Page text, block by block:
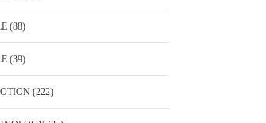
(88)
(39)
(222)